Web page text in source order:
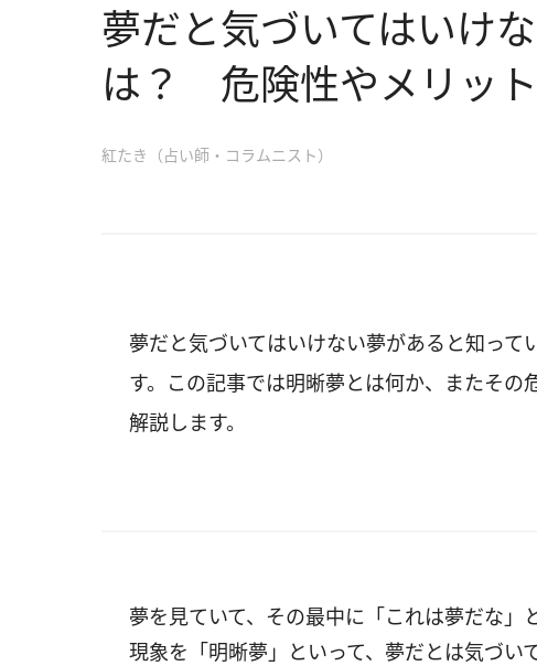
夢だと気づいてはいけ
は？ 危険性やメリッ
紅たき（占い師・コラムニスト）
夢だと気づいてはいけない夢があると知っ
す。この記事では明晰夢とは何か、またその
解説します。
夢を見ていて、その最中に「これは夢だな
現象を「明晰夢」といって、夢だとは気づい